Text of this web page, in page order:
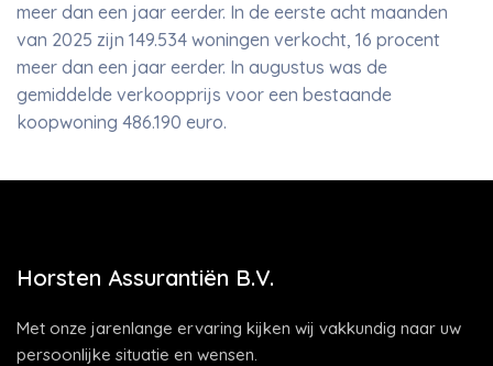
meer dan een jaar eerder. In de eerste acht maanden
van 2025 zijn 149.534 woningen verkocht, 16 procent
meer dan een jaar eerder. In augustus was de
gemiddelde verkoopprijs voor een bestaande
koopwoning 486.190 euro.
Horsten Assurantiën B.V.
Met onze jarenlange ervaring kijken wij vakkundig naar uw
persoonlijke situatie en wensen.